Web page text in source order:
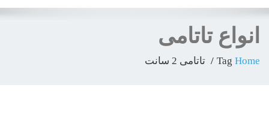
انواع تاتامی
Home تاتامی 2 سانت